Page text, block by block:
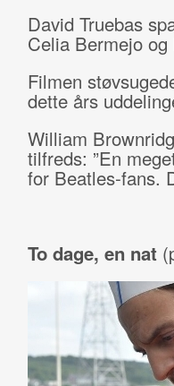
David Truebas
Celia Bermejo
Filmen
dette års
William
tilfreds: ”En
for Beatles-fans.
To dage, en nat